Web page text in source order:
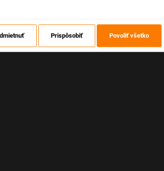
Prispôsobiť Povoliť všetko